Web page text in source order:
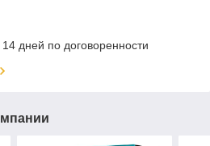
дней по договоренности